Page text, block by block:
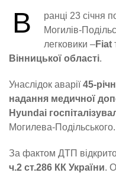
В ранці 23 січня
Могилів-
легковики –Fiat
Вінницької області.
Унаслідок аварії45-
надання медичної
Hyundai
Могилева-Подільського.
За фактом ДТП
ч.2 ст.286 КК України.